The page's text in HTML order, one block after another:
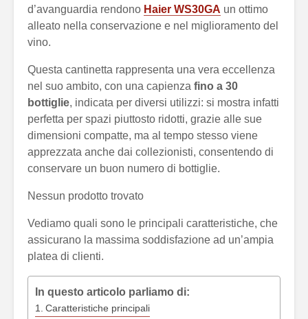
d’avanguardia rendono Haier WS30GA un ottimo
alleato nella conservazione e nel miglioramento del
vino.
Questa cantinetta rappresenta una vera eccellenza
nel suo ambito, con una capienza fino a 30
bottiglie, indicata per diversi utilizzi: si mostra infatti
perfetta per spazi piuttosto ridotti, grazie alle sue
dimensioni compatte, ma al tempo stesso viene
apprezzata anche dai collezionisti, consentendo di
conservare un buon numero di bottiglie.
Nessun prodotto trovato
Vediamo quali sono le principali caratteristiche, che
assicurano la massima soddisfazione ad un’ampia
platea di clienti.
In questo articolo parliamo di:
Caratteristiche principali